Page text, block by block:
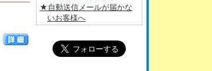
★自動送信メールが届かな
いお客様へ